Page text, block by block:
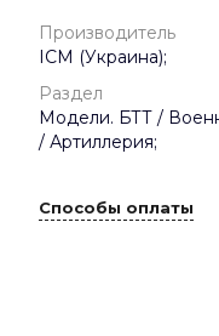
Производитель
ICM (Украина);
Раздел
Модели. БТТ /
/ Артиллерия;
Способы оплаты